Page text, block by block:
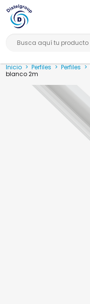
Busca aquí tu producto
Inicio > Perfiles > Perfiles >
blanco 2m